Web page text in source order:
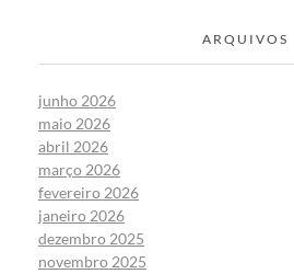
ARQUIVOS
junho 2026
maio 2026
abril 2026
março 2026
fevereiro 2026
janeiro 2026
dezembro 2025
novembro 2025